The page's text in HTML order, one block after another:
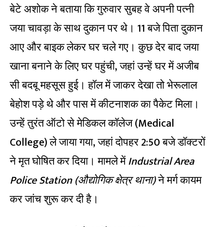
बेटे अशोक ने बताया कि गुरुवार सुबह वे अपनी पत्नी
जया चावड़ा के साथ दुकान पर थे। 11 बजे पिता दुकान
आए और बाइक लेकर घर चले गए। कुछ देर बाद जया
खाना बनाने के लिए घर पहुंची, जहां उन्हें घर में अजीब
सी बदबू महसूस हुई। हॉल में जाकर देखा तो भेरूलाल
बेहोश पड़े थे और पास में कीटनाशक का पैकेट मिला।
उन्हें तुरंत ऑटो से मेडिकल कॉलेज (Medical
College) ले जाया गया, जहां दोपहर 2:50 बजे डॉक्टरों
ने मृत घोषित कर दिया। मामले मेंIndustrial Area
Police Station (औद्योगिक क्षेत्र थाना)ने मर्ग कायम
कर जांच शुरू कर दी है।